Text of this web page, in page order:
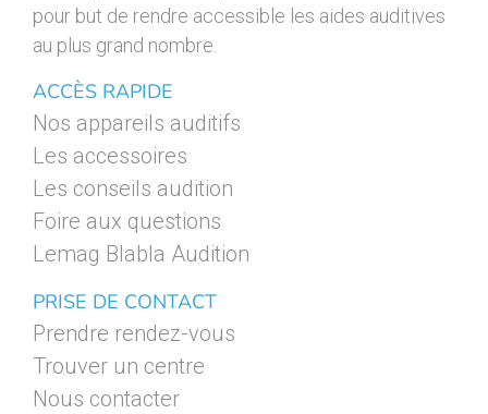
pour but de rendre accessible les aides auditives
au plus grand nombre.
ACCÈS RAPIDE
Nos appareils auditifs
Les accessoires
Les conseils audition
Foire aux questions
Lemag Blabla Audition
PRISE DE CONTACT
Prendre rendez-vous
Trouver un centre
Nous contacter